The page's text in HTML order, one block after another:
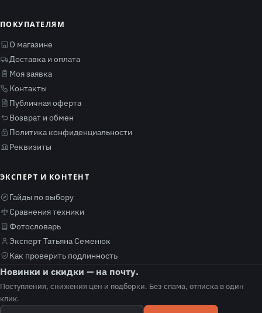
ПОКУПАТЕЛЯМ
О магазине
Доставка и оплата
Моя заявка
Контакты
Публичная оферта
Возврат и обмен
Политика конфиденциальности
Реквизиты
ЭКСПЕРТ И КОНТЕНТ
Гайды по выбору
Сравнения техники
Фотословарь
Эксперт Татьяна Семенюк
Как проверить подлинность
Новинки и скидки — на почту.
Поступления, снижения цен и подборки. Без спама, отписка в один
клик.